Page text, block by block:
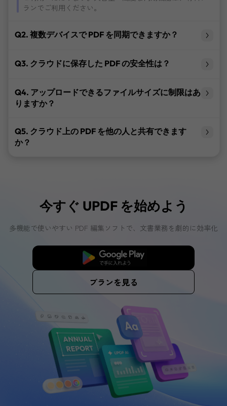
ランでご利用ください。
Q2. 複数デバイスで PDF を同期できますか？
Q3. クラウドに保存した PDF の安全性は？
Q4. アップロードできるファイルサイズに制限はあ
りますか？
Q5. クラウド上の PDF を他の人と共有できます
か？
今すぐ UPDF を始めよう
多機能で使いやすい PDF 編集ソフトで、文書業務を劇的に効率化
クラウドを試す
プランを見る